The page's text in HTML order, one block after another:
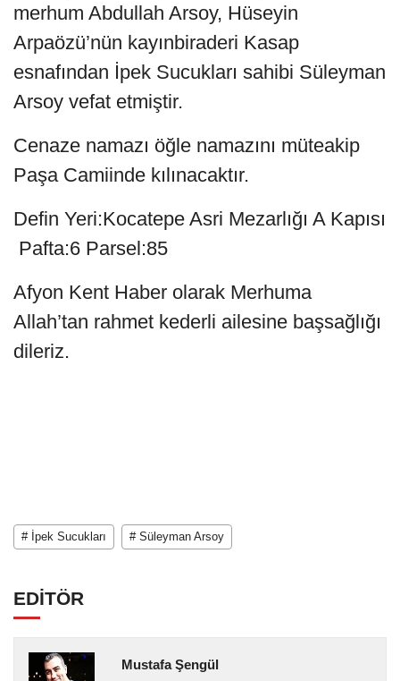
merhum Abdullah Arsoy, Hüseyin
Arpaözü’nün kayınbiraderi Kasap
esnafından İpek Sucukları sahibi Süleyman
Arsoy vefat etmiştir.
Cenaze namazı öğle namazını müteakip
Paşa Camiinde kılınacaktır.
Defin Yeri:Kocatepe Asri Mezarlığı A Kapısı
Pafta:6 Parsel:85
Afyon Kent Haber olarak Merhuma
Allah’tan rahmet kederli ailesine başsağlığı
dileriz.
# İpek Sucukları # Süleyman Arsoy
EDİTÖR
Mustafa Şengül